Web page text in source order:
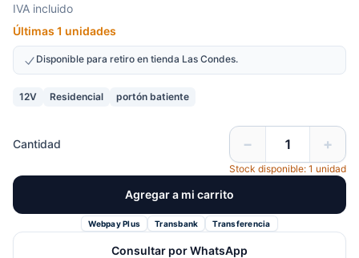
IVA incluido
Últimas 1 unidades
Disponible para retiro en tienda Las Condes.
12V Residencial portón batiente
Cantidad − +
Stock disponible: 1 unidad
Agregar a mi carrito
Webpay Plus Transbank Transferencia
Consultar por WhatsApp